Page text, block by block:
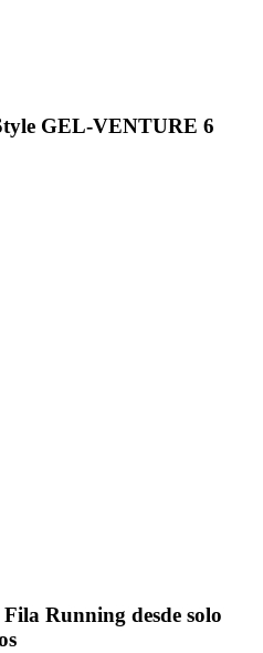
GEL-VENTURE 6
Running desde solo